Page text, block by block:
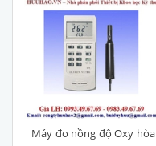
Máy đo nồng độ Oxy hòa